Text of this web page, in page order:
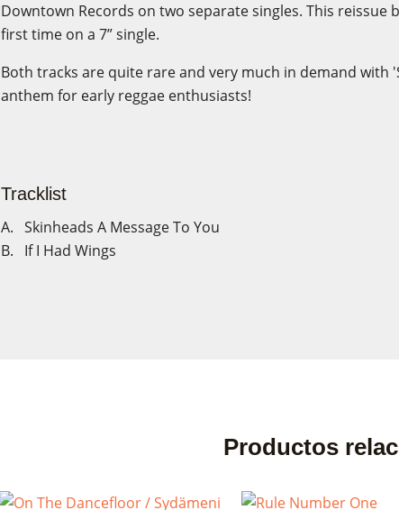
Downtown Records on two separate singles. This
first time on a 7” single.
Both tracks are quite rare and very much in demand with
anthem for early reggae enthusiasts!
Tracklist
A. Skinheads A Message To You
B. If I Had Wings
Productos